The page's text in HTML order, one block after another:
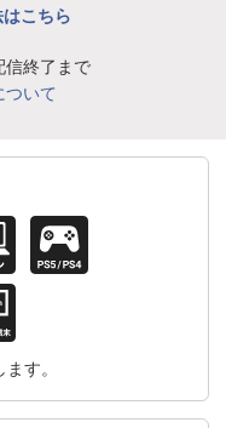
こちら
信終了まで
ついて
す。